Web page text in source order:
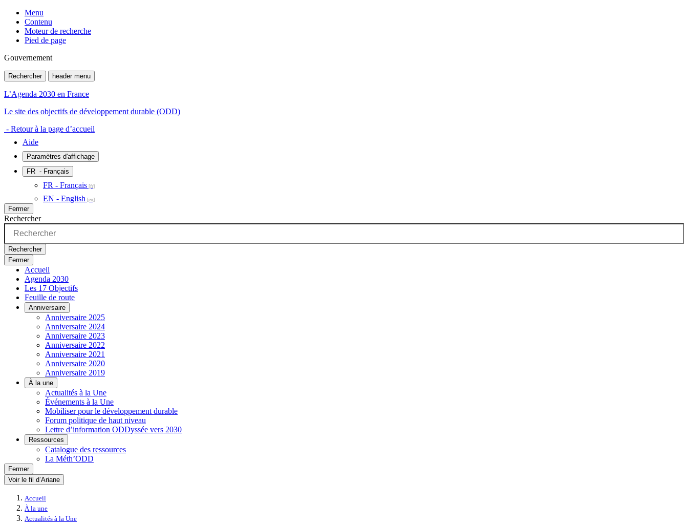
Menu
Contenu
Moteur de recherche
Pied de page
Gouvernement
Rechercher header menu
L’Agenda 2030 en France
Le site des objectifs de développement durable (ODD)
- Retour à la page d’accueil
Aide
Paramètres d'affichage
FR - Français
FR - Français
EN - English
Fermer
Rechercher
Rechercher
Fermer
Accueil
Agenda 2030
Les 17 Objectifs
Feuille de route
Anniversaire
Anniversaire 2025
Anniversaire 2024
Anniversaire 2023
Anniversaire 2022
Anniversaire 2021
Anniversaire 2020
Anniversaire 2019
À la une
Actualités à la Une
Événements à la Une
Mobiliser pour le développement durable
Forum politique de haut niveau
Lettre d’information ODDyssée vers 2030
Ressources
Catalogue des ressources
La Méth’ODD
Fermer
Voir le fil d’Ariane
Accueil
À la une
Actualités à la Une